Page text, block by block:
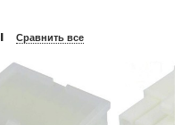
Сравнить все